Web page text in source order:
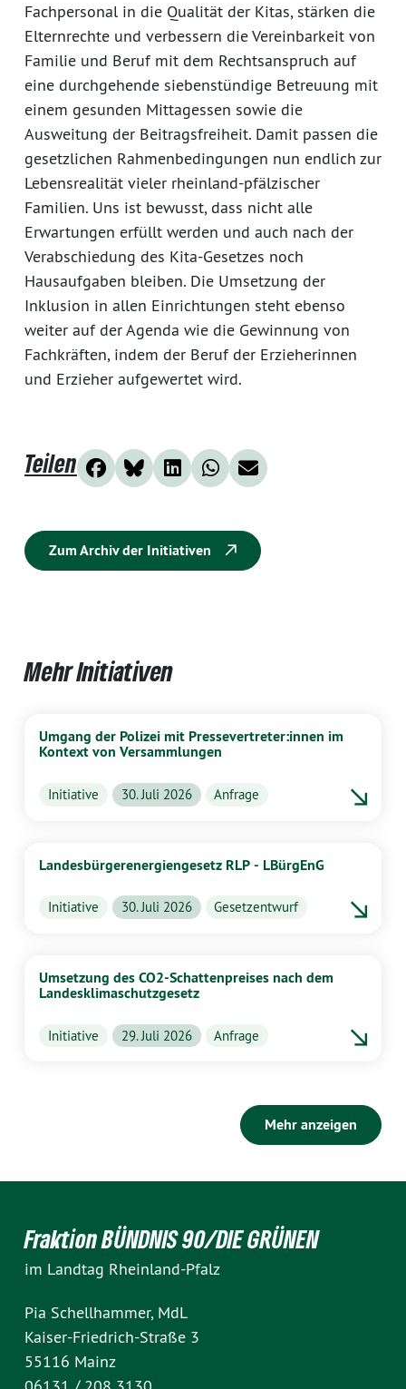
Fachpersonal in die Qualität der Kitas, stärken die
Elternrechte und verbessern die Vereinbarkeit von
Familie und Beruf mit dem Rechtsanspruch auf
eine durchgehende siebenstündige Betreuung mit
einem gesunden Mittagessen sowie die
Ausweitung der Beitragsfreiheit. Damit passen die
gesetzlichen Rahmenbedingungen nun endlich zur
Lebensrealität vieler rheinland-pfälzischer
Familien. Uns ist bewusst, dass nicht alle
Erwartungen erfüllt werden und auch nach der
Verabschiedung des Kita-Gesetzes noch
Hausaufgaben bleiben. Die Umsetzung der
Inklusion in allen Einrichtungen steht ebenso
weiter auf der Agenda wie die Gewinnung von
Fachkräften, indem der Beruf der Erzieherinnen
und Erzieher aufgewertet wird.
Teilen
Zum Archiv der Initiativen
Mehr Initiativen
Umgang der Polizei mit Pressevertreter:innen im
Kontext von Versammlungen
Initiative 30. Juli 2026 Anfrage
Landesbürgerenergiengesetz RLP - LBürgEnG
Initiative 30. Juli 2026 Gesetzentwurf
Umsetzung des CO2-Schattenpreises nach dem
Landesklimaschutzgesetz
Initiative 29. Juli 2026 Anfrage
Mehr anzeigen
Fraktion BÜNDNIS 90/DIE GRÜNEN
im Landtag Rheinland-Pfalz
Pia Schellhammer, MdL
Kaiser-Friedrich-Straße 3
55116 Mainz